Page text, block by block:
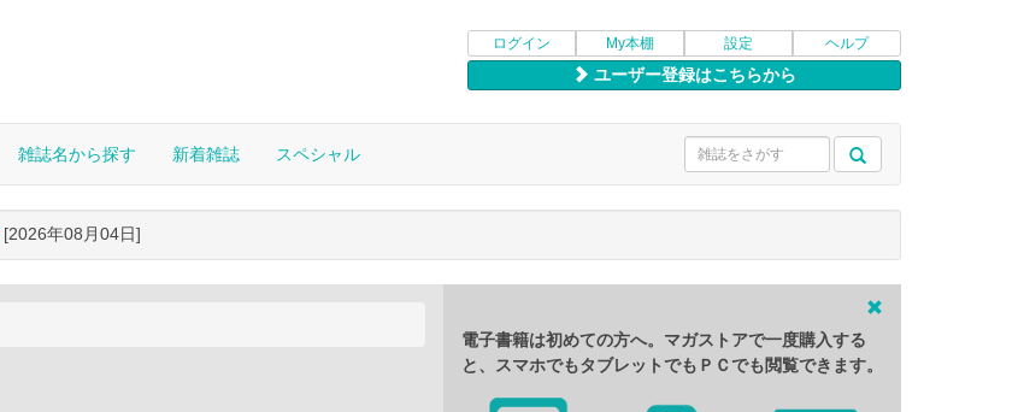
ログイン My本棚 設定 ヘルプ
ユーザー登録はこちらから
雑誌名から探す 新着雑誌 スペシャル
[2026年08月04日]
電子書籍は初めての方へ。マガストアで一度購入する
と、スマホでもタブレットでもＰＣでも閲覧できます。